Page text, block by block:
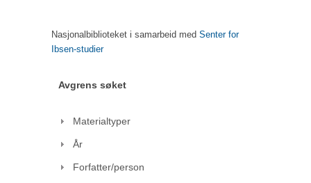
Nasjonalbiblioteket i samarbeid med Senter for
Ibsen-studier
Avgrens søket
Materialtyper
År
Forfatter/person